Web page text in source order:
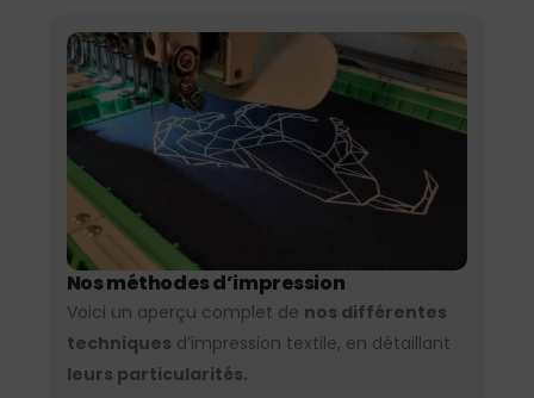
Nos méthodes d’impression
Voici un aperçu complet de nos différentes
techniques d’impression textile, en détaillant
leurs particularités.